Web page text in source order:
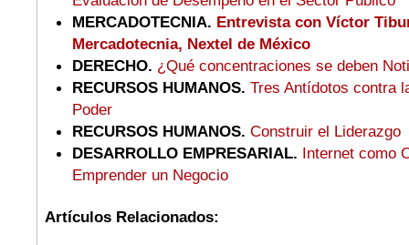
MERCADOTECNIA. Entrevista con Víctor
Mercadotecnia, Nextel de México
DERECHO. ¿Qué concentraciones se deben
RECURSOS HUMANOS. Tres Antídotos contra
Poder
RECURSOS HUMANOS. Construir el Liderazgo
DESARROLLO EMPRESARIAL. Internet como
Emprender un Negocio
Artículos Relacionados: